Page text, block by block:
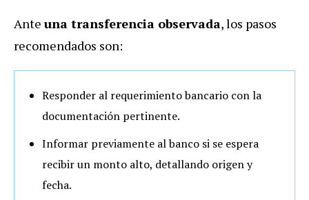
Ante una transferencia observada, los pasos
recomendados son:
Responder al requerimiento bancario con la
documentación pertinente.
Informar previamente al banco si se espera
recibir un monto alto, detallando origen y
fecha.